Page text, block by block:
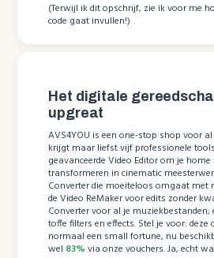
(Terwijl ik dit opschrijf, zie ik voor me
code gaat invullen!)
Het digitale
upgreat
AVS4YOU is een one-stop shop voor
krijgt maar liefst vijf professionele
geavanceerde Video Editor om je
transformeren in cinematic
Converter die moeiteloos omgaat met
de Video ReMaker voor edits zonder
Converter voor al je muziekbestanden;
toffe filters en effects. Stel je voor:
normaal een small fortune, nu
wel 83% via onze vouchers. Ja, echt